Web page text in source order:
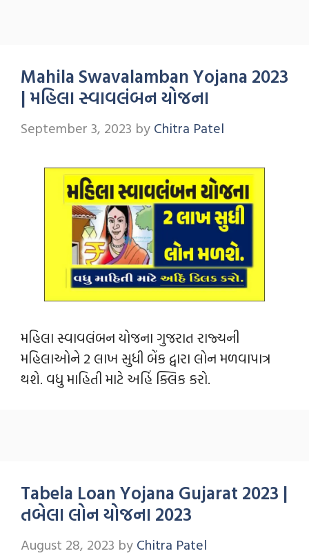
Mahila Swavalamban Yojana 2023
| મહિલા સ્વાવલંબન યોજના
September 3, 2023 by Chitra Patel
મહિલા સ્વાવલંબન યોજના ગુજરાત રાજ્યની
મહિલાઓને 2 લાખ સુધી બેંક દ્વારા લોન મળવાપાત્ર
થશે. વધુ માહિતી માટે અહિંં ક્લિક કરો.
Tabela Loan Yojana Gujarat 2023 |
તબેલા લોન યોજના 2023
August 28, 2023 by Chitra Patel